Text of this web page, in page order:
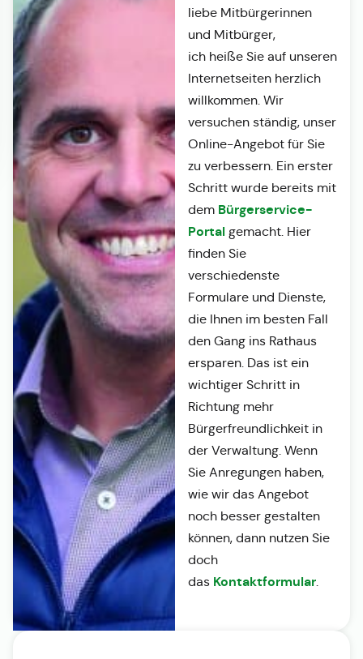
liebe Mitbürgerinnen
und Mitbürger,
ich heiße Sie auf unseren
Internetseiten herzlich
willkommen. Wir
versuchen ständig, unser
Online-Angebot für Sie
zu verbessern. Ein erster
Schritt wurde bereits mit
dem Bürgerservice-
Portalgemacht. Hier
finden Sie
verschiedenste
Formulare und Dienste,
die Ihnen im besten Fall
den Gang ins Rathaus
ersparen. Das ist ein
wichtiger Schritt in
Richtung mehr
Bürgerfreundlichkeit in
der Verwaltung. Wenn
Sie Anregungen haben,
wie wir das Angebot
noch besser gestalten
können, dann nutzen Sie
doch
das Kontaktformular.